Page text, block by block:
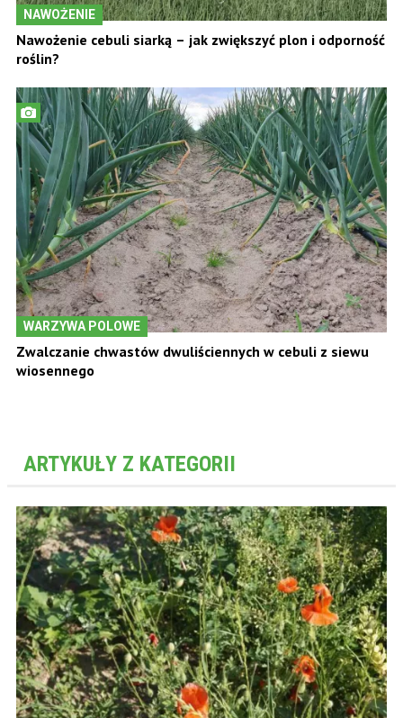
NAWOŻENIE
Nawożenie cebuli siarką – jak zwiększyć plon i odporność
roślin?
WARZYWA POLOWE
Zwalczanie chwastów dwuliściennych w cebuli z siewu
wiosennego
ARTYKUŁY Z KATEGORII